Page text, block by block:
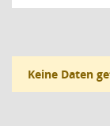
Keine Daten